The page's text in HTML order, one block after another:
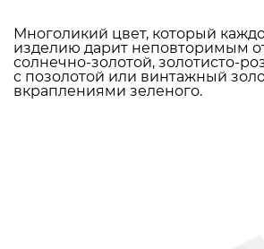
Многоликий цвет, который
изделию дарит неповторимым
солнечно-золотой, золотисто-
с позолотой или винтажный
вкраплениями зеленого.